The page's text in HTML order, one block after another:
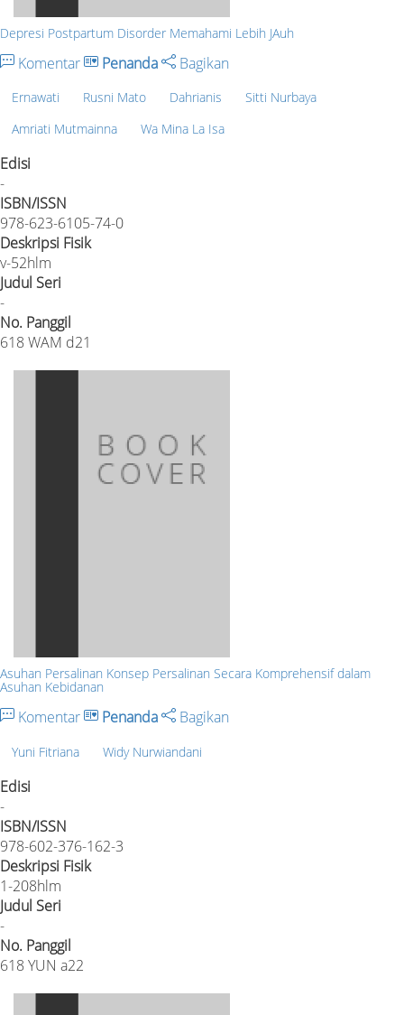
Depresi Postpartum Disorder Memahami Lebih JAuh
Komentar Penanda Bagikan
Ernawati Rusni Mato Dahrianis
Sitti Nurbaya
Amriati Mutmainna
Wa Mina La Isa
Edisi
-
ISBN/ISSN
978-623-6105-74-0
Deskripsi Fisik
v-52hlm
Judul Seri
-
No. Panggil
618 WAM d21
Asuhan Persalinan Konsep Persalinan Secara Komprehensif dalam
Asuhan Kebidanan
Komentar Penanda Bagikan
Yuni Fitriana Widy Nurwiandani
Edisi
-
ISBN/ISSN
978-602-376-162-3
Deskripsi Fisik
1-208hlm
Judul Seri
-
No. Panggil
618 YUN a22